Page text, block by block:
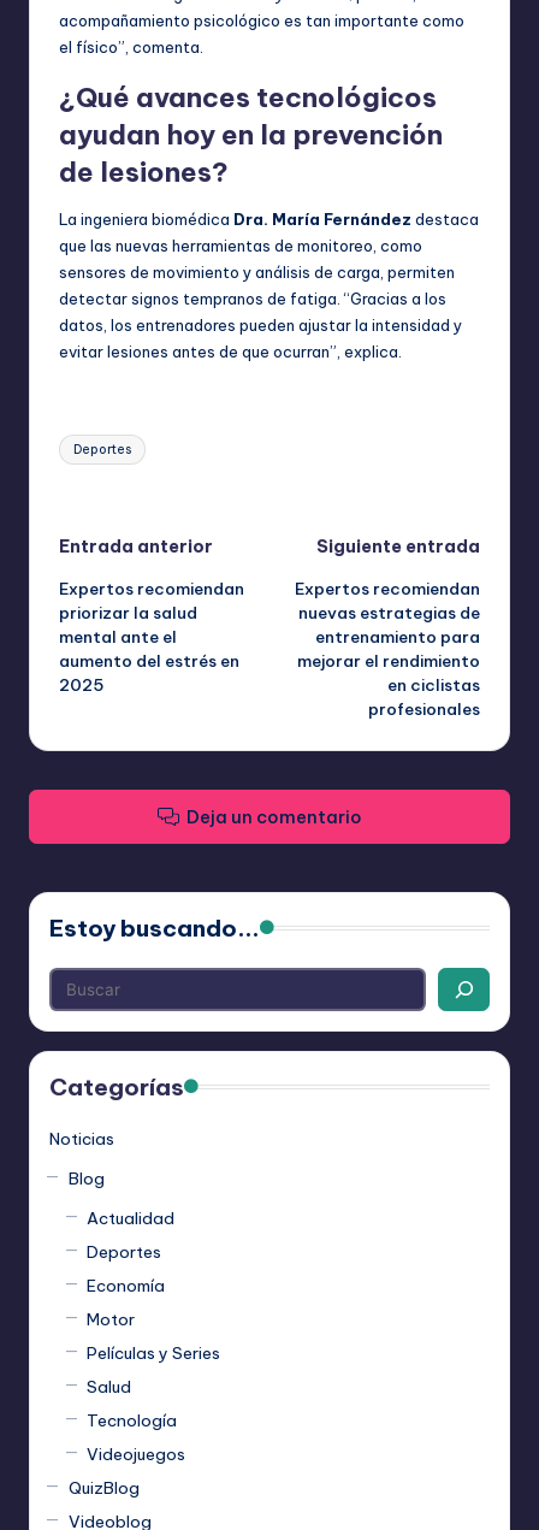
acompañamiento psicológico es tan importante como
el físico”, comenta.
¿Qué avances tecnológicos
ayudan hoy en la prevención
de lesiones?
La ingeniera biomédica Dra. María Fernández destaca
que las nuevas herramientas de monitoreo, como
sensores de movimiento y análisis de carga, permiten
detectar signos tempranos de fatiga. “Gracias a los
datos, los entrenadores pueden ajustar la intensidad y
evitar lesiones antes de que ocurran”, explica.
Etiquetas:
Deportes
Navegación
de
entradas
Entrada anterior
Expertos recomiendan
priorizar la salud
mental ante el
aumento del estrés en
2025
Siguiente entrada
Expertos recomiendan
nuevas estrategias de
entrenamiento para
mejorar el rendimiento
en ciclistas
profesionales
Deja un comentario
Estoy buscando...
Categorías
Noticias
Blog
Actualidad
Deportes
Economía
Motor
Películas y Series
Salud
Tecnología
Videojuegos
QuizBlog
Videoblog